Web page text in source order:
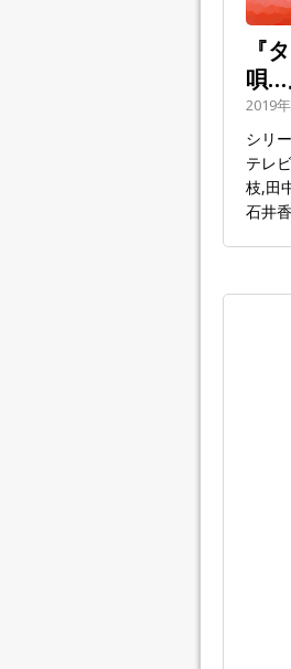
『
唄…
2019
シリ
テレ
枝,田
石井